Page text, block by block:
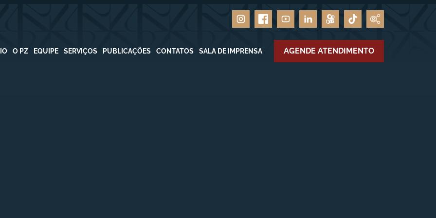
O PZ EQUIPE SERVIÇOS PUBLICAÇÕES CONTATOS SALA DE IMPRENSA AGENDE ATENDIMENTO